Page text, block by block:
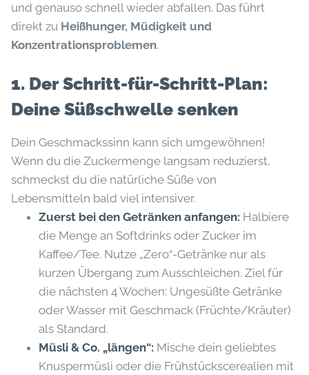
und genauso schnell wieder abfallen. Das führt
direkt zu Heißhunger, Müdigkeit und
Konzentrationsproblemen.
1. Der Schritt-für-Schritt-Plan:
Deine Süßschwelle senken
Dein Geschmackssinn kann sich umgewöhnen!
Wenn du die Zuckermenge langsam reduzierst,
schmeckst du die natürliche Süße von
Lebensmitteln bald viel intensiver.
Zuerst bei den Getränken anfangen: Halbiere
die Menge an Softdrinks oder Zucker im
Kaffee/Tee. Nutze „Zero“-Getränke nur als
kurzen Übergang zum Ausschleichen. Ziel für
die nächsten 4 Wochen: Ungesüßte Getränke
oder Wasser mit Geschmack (Früchte/Kräuter)
als Standard.
Müsli & Co. „längen“: Mische dein geliebtes
Knuspermüsli oder die Frühstückscerealien mit